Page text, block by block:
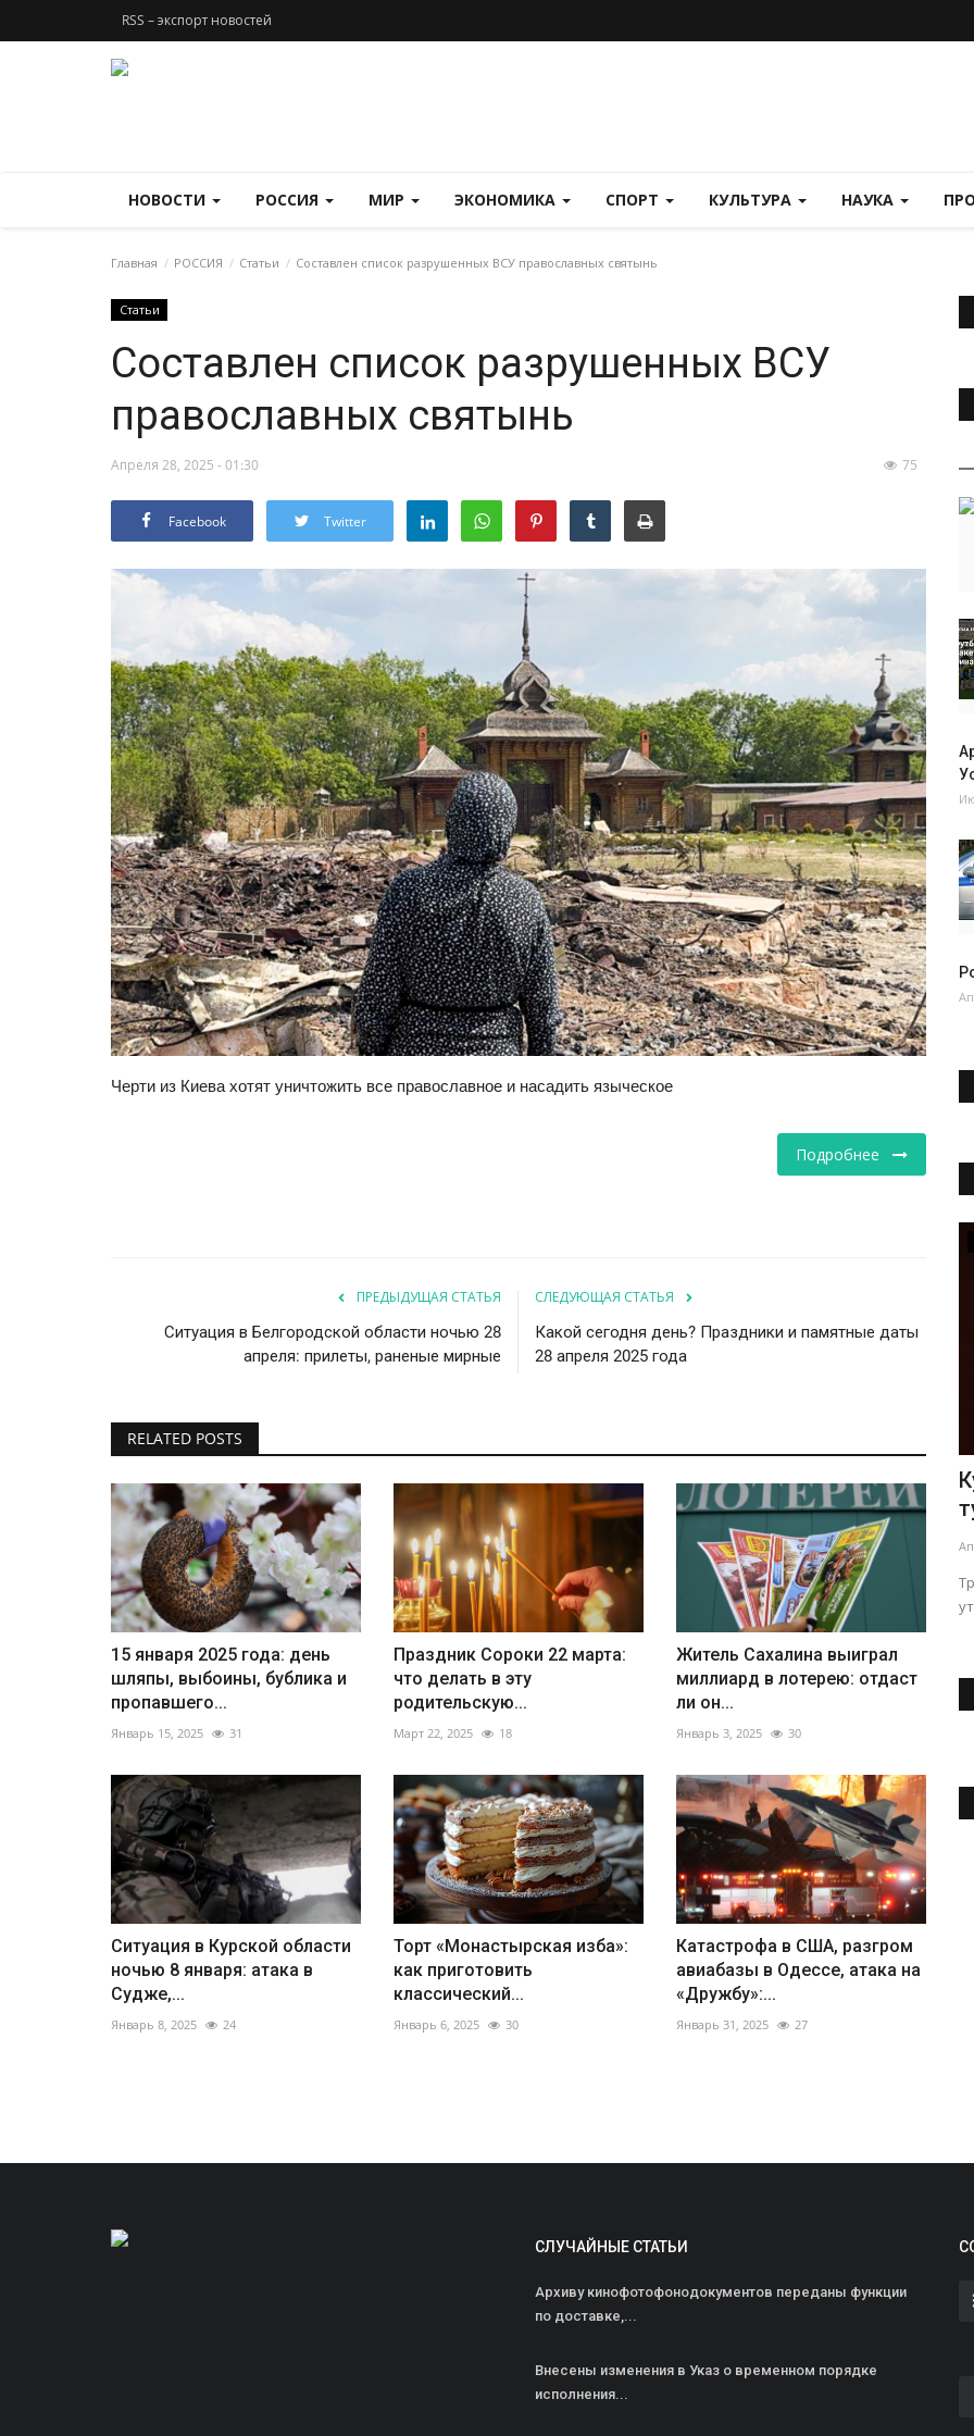
RSS – экспорт новостей
НОВОСТИ РОССИЯ МИР ЭКОНОМИКА СПОРТ КУЛЬТУРА НАУКА
Главная РОССИЯ Статьи Составлен список разрушенных ВСУ православных святынь
Статьи
Составлен список разрушенных ВСУ
православных святынь
Апреля 28, 2025 - 01:30 75
Facebook Twitter
Черти из Киева хотят уничтожить все православное и насадить языческое
Подробнее
ПРЕДЫДУЩАЯ СТАТЬЯ
Ситуация в Белгородской области ночью 28
апреля: прилеты, раненые мирные
СЛЕДУЮЩАЯ СТАТЬЯ
Какой сегодня день? Праздники и памятные даты
28 апреля 2025 года
RELATED POSTS
15 января 2025 года: день
шляпы, выбоины, бублика и
пропавшего...
Январь 15, 2025 31
Праздник Сороки 22 марта:
что делать в эту
родительскую...
Март 22, 2025 18
Житель Сахалина выиграл
миллиард в лотерею: отдаст
ли он...
Январь 3, 2025 30
Ситуация в Курской области
ночью 8 января: атака в
Судже,...
Январь 8, 2025 24
Торт «Монастырская изба»:
как приготовить
классический...
Январь 6, 2025 30
Катастрофа в США, разгром
авиабазы в Одессе, атака на
«Дружбу»:...
Январь 31, 2025 27
летнему...
Предательство в «Городе грехов»:
отец изнасиловал дочь...
Апреля 29, 2025 133
Родной отец так решил отметить совершеннолетие
дочери, что та теперь вынуждена лечиться...
Курс рубля уйдет на дно? При чем
тут Трамп, курсы валют...
Апреля 23, 2025 55
Трамп может одним ударом обрушить курс рубля,
утверждают аналитики. Какой курс доллара...
СЛУЧАЙНЫЕ СТАТЬИ
Архиву кинофотофонодокументов переданы функции
по доставке,...
Внесены изменения в Указ о временном порядке
исполнения...